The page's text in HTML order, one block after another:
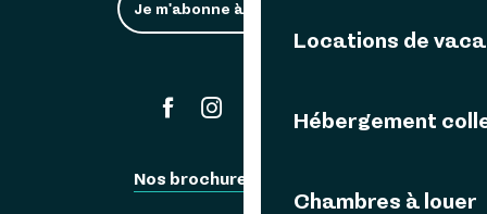
Locations de
Hébergement
Chambres à louer
Je m'abonne à la newsletter
#ouessant
Nos brochures